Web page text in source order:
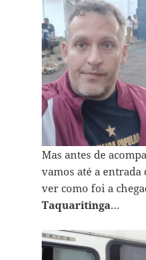
Mas antes de
vamos até a
ver como foi a
Taquaritinga…